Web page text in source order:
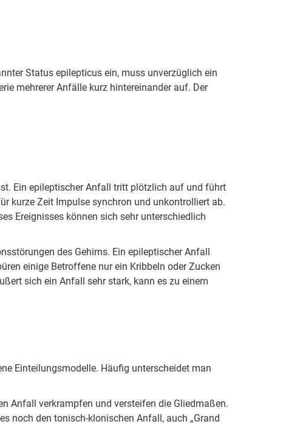
Status epilepticus ein, muss unverzüglich ein
mehrerer Anfälle kurz hintereinander auf. Der
Ein epileptischer Anfall tritt plötzlich auf und führt
kurze Zeit Impulse synchron und unkontrolliert ab.
Ereignisses können sich sehr unterschiedlich
des Gehirns. Ein epileptischer Anfall
einige Betroffene nur ein Kribbeln oder Zucken
sich ein Anfall sehr stark, kann es zu einem
Einteilungsmodelle. Häufig unterscheidet man
Anfall verkrampfen und versteifen die Gliedmaßen.
noch den tonisch-klonischen Anfall, auch „Grand